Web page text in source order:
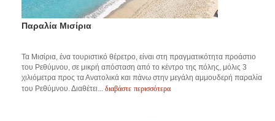
Παραλία Μισίρια
Τα Μισίρια, ένα τουριστικό θέρετρο, είναι στη πραγματικότητα προάστιο
του Ρεθύμνου, σε μικρή απόσταση από το κέντρο της πόλης, μόλις 3
χιλιόμετρα προς τα Ανατολικά και πάνω στην μεγάλη αμμουδερή παραλία
του Ρεθύμνου. Διαθέτει... διαβάστε περισσότερα